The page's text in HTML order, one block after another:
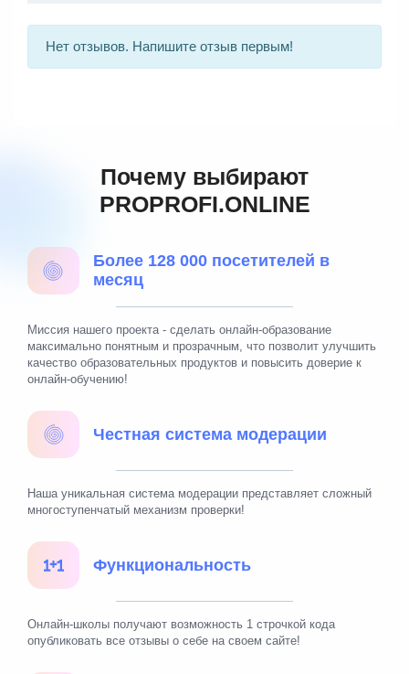
Нет отзывов. Напишите отзыв первым!
Почему выбирают
PROPROFI.ONLINE
Более 128 000 посетителей в
месяц
Миссия нашего проекта - сделать онлайн-образование
максимально понятным и прозрачным, что позволит улучшить
качество образовательных продуктов и повысить доверие к
онлайн-обучению!
Честная система модерации
Наша уникальная система модерации представляет сложный
многоступенчатый механизм проверки!
Функциональность
Онлайн-школы получают возможность 1 строчкой кода
опубликовать все отзывы о себе на своем сайте!